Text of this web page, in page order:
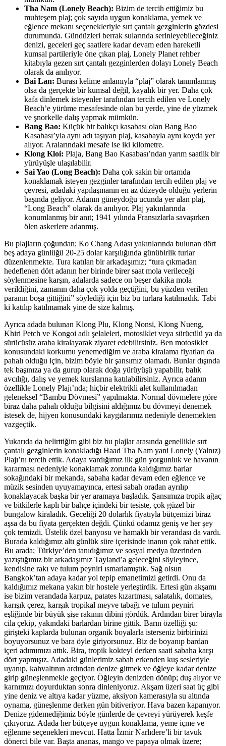
Tha Nam (Lonely Beach): Bizim de tercih ettiğimiz bu
muhteşem plaj; çok sayıda uygun konaklama, yemek ve
eğlence mekanı seçenekleriyle sırt çantalı gezginlerin gözdesi
durumunda. Gündüzleri berrak sularında serinleyebileceğiniz
denizi, geceleri geç saatlere kadar devam eden hareketli
kumsal partileriyle öne çıkan plaj, Lonely Planet rehber
kitabıyla gezen sırt çantalı gezginlerden dolayı Lonely Beach
olarak da anılıyor.
Bai Lan: Burası kelime anlamıyla “plaj” olarak tanımlanmış
olsa da gerçekte bir kumsal değil, kayalık bir yer. Daha çok
kafa dinlemek isteyenler tarafından tercih edilen ve Lonely
Beach’e yürüme mesafesinde olan bu yerde, yine de yüzmek
ve şnorkelle dalış yapmak mümkün.
Bang Bao: Küçük bir balıkçı kasabası olan Bang Bao
Kasabası’yla aynı adı taşıyan plaj, kasabayla aynı koyda yer
alıyor. Aralarındaki mesafe ise iki kilometre.
Klong Kloi: Plaja, Bang Bao Kasabası’ndan yarım saatlik bir
yürüyüşle ulaşılabilir.
Sai Yao (Long Beach): Daha çok sakin bir ortamda
konaklamak isteyen gezginler tarafından tercih edilen plaj ve
çevresi, adadaki yapılaşmanın en az düzeyde olduğu yerlerin
başında geliyor. Adanın güneydoğu ucunda yer alan plaj,
“Long Beach” olarak da anılıyor. Plaj yakınlarında
konumlanmış bir anıt; 1941 yılında Fransızlarla savaşırken
ölen askerlere adanmış.
Bu plajların çoğundan; Ko Chang Adası yakınlarında bulunan dört
beş adaya günlüğü 20-25 dolar karşılığında günübirlik turlar
düzenlenmekte. Tura katılan bir arkadaşımız; “tura çıkmadan
hedeflenen dört adanın her birinde birer saat mola verileceği
söylenmesine karşın, adalarda sadece on beşer dakika mola
verildiğini, zamanın daha çok yolda geçtiğini, bu yüzden verilen
paranın boşa gittiğini” söylediği için biz bu turlara katılmadık. Tabi
ki katılıp katılmamak yine de size kalmış.
Ayrıca adada bulunan Klong Plu, Klong Nonsi, Klong Nueng,
Khiri Petch ve Kongoi adlı şelaleleri, motosiklet veya sürücülü ya da
sürücüsüz araba kiralayarak ziyaret edebilirsiniz. Ben motosiklet
konusundaki korkumu yenemediğim ve araba kiralama fiyatları da
pahalı olduğu için, bizim böyle bir şansımız olamadı. Bunlar dışında
tek başınıza ya da gurup olarak doğa yürüyüşü yapabilir, balık
avcılığı, dalış ve yemek kurslarına katılabilirsiniz. Ayrıca adanın
özellikle Lonely Plajı’nda; hiçbir elektrikli alet kullanılmadan
geleneksel “Bambu Dövmesi” yapılmakta. Normal dövmelere göre
biraz daha pahalı olduğu bilgisini aldığımız bu dövmeyi denemek
istesek de, hijyen konusundaki kaygılarımız nedeniyle denemekten
vazgeçtik.
Yukarıda da belirttiğim gibi biz bu plajlar arasında genellikle sırt
çantalı gezginlerin konakladığı Haad Tha Nam yani Lonely (Yalnız)
Plajı’nı tercih ettik. Adaya vardığımız ilk gün yorgunluk ve havanın
kararması nedeniyle konaklamak zorunda kaldığımız barlar
sokağındaki bir mekanda, sabaha kadar devam eden eğlence ve
müzik sesinden uyuyamayınca, ertesi sabah oradan ayrılıp
konaklayacak başka bir yer aramaya başladık. Şansımıza tropik ağaç
ve bitkilerle kaplı bir bahçe içindeki bir tesiste, çok güzel bir
bungalow kiraladık. Geceliği 20 dolarlık fiyatıyla bütçemizi biraz
aşsa da bu fiyata gerçekten değdi. Çünkü odamız geniş ve her şey
çok temizdi. Üstelik özel banyosu ve hamaklı bir verandası da vardı.
Burada kaldığımız altı günlük süre içerisinde inanın çok rahat ettik.
Bu arada; Türkiye’den tanıdığımız ve sosyal medya üzerinden
yazıştığımız bir arkadaşımız Tayland’a geleceğini söyleyince,
kendisine rakı ve tulum peyniri ısmarlamıştık. Sağ olsun
Bangkok’tan adaya kadar yol tepip emanetimizi getirdi. Onu da
kaldığımız mekana yakın bir hostele yerleştirdik. Ertesi gün akşamı
ise bizim verandada karpuz, patates kızartması, salatalık, domates,
karışık çerez, karışık tropikal meyve tabağı ve tulum peyniri
eşliğinde bir büyük şişe rakının dibini gördük. Ardından birer birayla
cila çekip, yakındaki barlardan birine gittik. Barın özelliği şu:
girişteki kaplarda bulunan organik boyalarla isterseniz birbirinizi
boyuyorsunuz ve bara öyle giriyorsunuz. Biz de boyanıp bardan
içeri adımımızı attık. Bira, tropik kokteyl derken saati sabaha karşı
dört yapmışız. Adadaki günlerimiz sabah erkenden kuş sesleriyle
uyanıp, kahvaltının ardından denize gitmek ve öğleye kadar denize
girip güneşlenmekle geçiyor. Öğleyin denizden dönüp; duş alıyor ve
karnımızı doyurduktan sonra dinleniyoruz. Akşam üzeri saat üç gibi
yine deniz ve altıya kadar yüzme, aksiyon kamerasıyla su altında
oynama, güneşlenme derken gün bitiveriyor. Hava bazen kapanıyor.
Denize gidemediğimiz böyle günlerde de çevreyi yürüyerek keşfe
çıkıyoruz. Adada her bütçeye uygun konaklama, yeme içme ve
eğlenme seçenekleri mevcut. Hatta İzmir Narlıdere’li bir tavuk
dönerci bile var. Başta ananas, mango ve papaya olmak üzere;